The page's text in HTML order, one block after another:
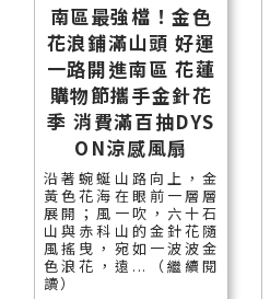
南區最強檔！金色
花浪鋪滿山頭 好運
一路開進南區 花蓮
購物節攜手金針花
季 消費滿百抽DYS
ON涼感風扇
沿著蜿蜒山路向上，金
黃色花海在眼前一層層
展開；風一吹，六十石
山與赤科山的金針花隨
風搖曳，宛如一波波金
色浪花，遠...（繼續閱
讀）